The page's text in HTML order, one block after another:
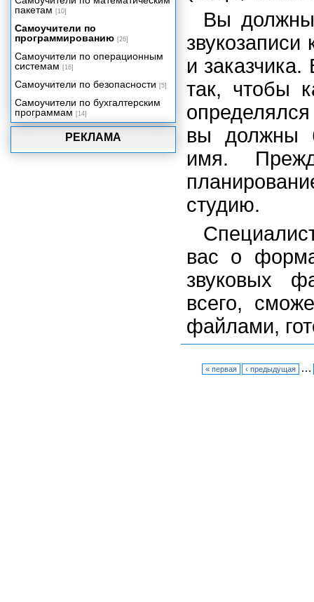
Вы должны
звукозаписи
и
так, чтобы
вы должны
имя.
студию.
вас о
звуковых
всего,
файлами,
« первая ‹ предыдущая …
РЕКЛАМА
Практическое упражнение 16.2:
Звук с использованием Lingo
Создаем приложение:
Добавление контента со
сведениями о продукции
Включение цифрового видео в
ваше приложение
Трехмерная графика реального
времени
Создаем приложение:
Видеопрезентация
Упаковка вашего проекта
пакетам [10]
Самоучители по
программированию [26]
Самоучители по операционным
системам [16]
Самоучители по безопасности [5]
Самоучители по бухгалтерским
программам [14]